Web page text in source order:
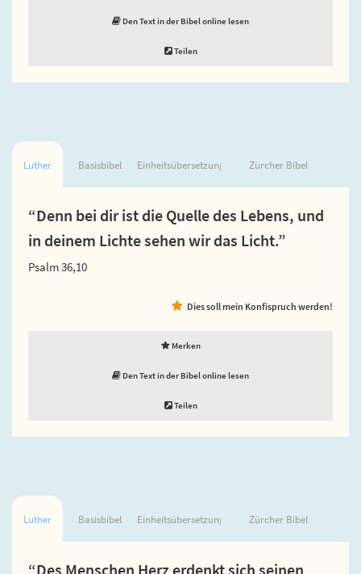
Den Text in der Bibel online lesen
Teilen
Luther Basisbibel Einheitsübersetzung Zürcher Bibel
“Denn bei dir ist die Quelle des Lebens, und
in deinem Lichte sehen wir das Licht.”
Psalm 36,10
Dies soll mein Konfispruch werden!
Merken
Den Text in der Bibel online lesen
Teilen
Luther Basisbibel Einheitsübersetzung Zürcher Bibel
“Des Menschen Herz erdenkt sich seinen